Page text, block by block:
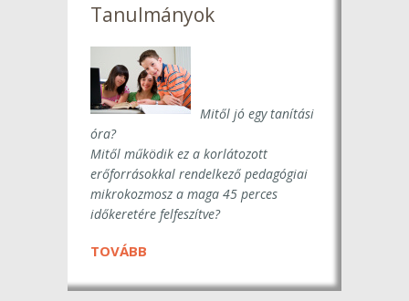
Tanulmányok
Mitől jó egy tanítási
óra?
Mitől működik ez a korlátozott
erőforrásokkal rendelkező pedagógiai
mikrokozmosz a maga 45 perces
időkeretére felfeszítve?
TOVÁBB